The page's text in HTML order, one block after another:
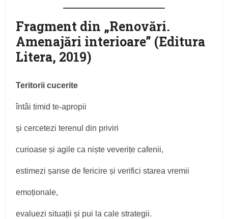
Fragment din „Renovări.
Amenajări interioare” (Editura
Litera, 2019)
Teritorii cucerite
întâi timid te‑apropii
și cercetezi terenul din priviri
curioase și agile ca niște veverițe cafenii,
estimezi șanse de fericire și verifici starea vremii
emoționale,
evaluezi situații și pui la cale strategii.